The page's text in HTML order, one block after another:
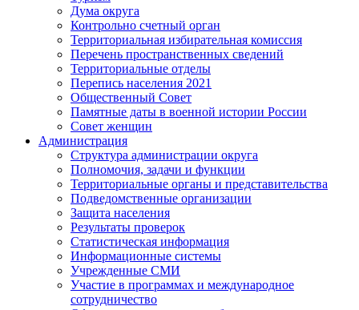
Дума округа
Контрольно счетный орган
Территориальная избирательная комиссия
Перечень пространственных сведений
Территориальные отделы
Перепись населения 2021
Общественный Совет
Памятные даты в военной истории России
Совет женщин
Администрация
Структура администрации округа
Полномочия, задачи и функции
Территориальные органы и представительства
Подведомственные организации
Защита населения
Результаты проверок
Статистическая информация
Информационные системы
Учрежденные СМИ
Участие в программах и международное
сотрудничество